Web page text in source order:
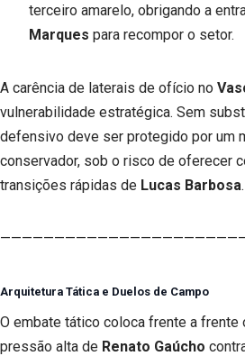
terceiro amarelo, obrigando a
Marques para recompor o setor.
A carência de laterais de ofício no
vulnerabilidade estratégica. Sem
defensivo deve ser protegido por um
conservador, sob o risco de oferecer
transições rápidas de Lucas Barbosa.
Arquitetura Tática e Duelos de Campo
O embate tático coloca frente a
pressão alta de Renato Gaúcho